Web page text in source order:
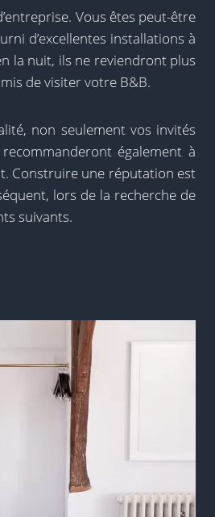
Vous êtes peut-être
d’excellentes installations à
la nuit, ils ne reviendront plus
de visiter votre B&B.
non seulement vos invités
également à
Construire une réputation est
lors de la recherche de
suivants.